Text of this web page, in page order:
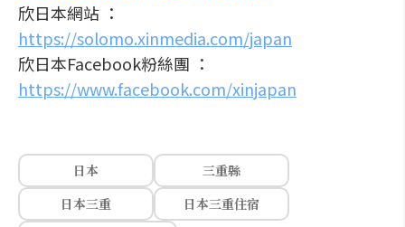
欣日本網站 ：
https://solomo.xinmedia.com/japan
欣日本Facebook粉絲團 ：
https://www.facebook.com/xinjapan
日本
三重縣
日本三重
日本三重住宿